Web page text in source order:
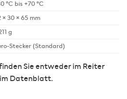
°C bis +70 °C
× 30 × 65 mm
g
Stecker (Standard)
Sie entweder im Reiter
Datenblatt.